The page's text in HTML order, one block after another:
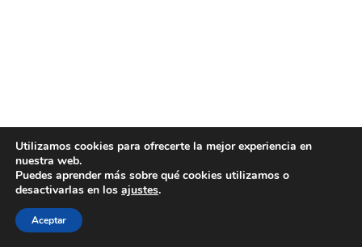
Utilizamos cookies para ofrecerte la mejor experiencia en
nuestra web.
Puedes aprender más sobre qué cookies utilizamos o
desactivarlas en los ajustes.
Aceptar